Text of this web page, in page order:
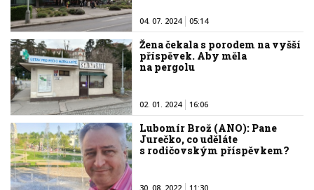
04. 07. 2024 05:14
Žena čekala s porodem na vyšší
příspěvek. Aby měla
na pergolu
02. 01. 2024 16:06
Lubomír Brož (ANO): Pane
Jurečko, co uděláte
s rodičovským příspěvkem?
30. 08. 2022 11:30